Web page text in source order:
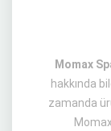
Momax
hakkında
zamanda